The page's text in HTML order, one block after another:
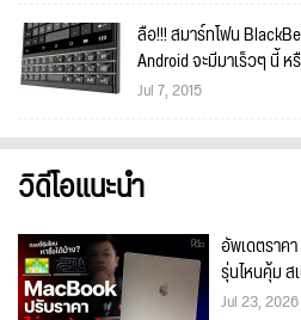
ลือ!!! สมาร์ทโฟน
Android จะมีมาเร็วๆ นี้ ห
Jul 7, 2015
วิดีโอแนะนำ
อัพเดตราค
รุ่นไหนคุ้ม ส
Jul 23, 2026